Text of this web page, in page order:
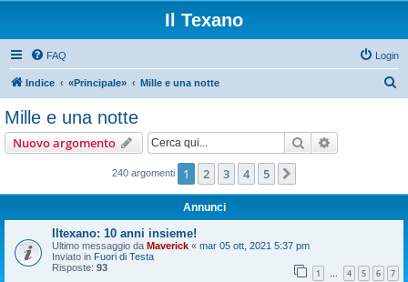
Il Texano
FAQ Login
Indice «Principale» Mille e una notte
Mille e una notte
Nuovo argomento Cerca
240 argomenti 1 2 3 4 5
Annunci
Iltexano: 10 anni insieme!
Ultimo messaggio da Maverick « mar 05 ott, 2021 5:37 pm
Inviato in Fuori di Testa
Risposte: 93 1 … 4 5 6 7